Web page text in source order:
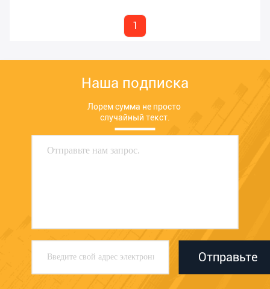
1
Наша подписка
Лорем сумма не просто
случайный текст.
Отправьте